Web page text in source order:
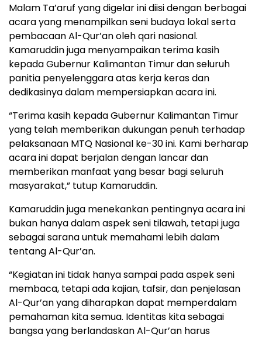
Malam Ta’aruf yang digelar ini diisi dengan berbagai
acara yang menampilkan seni budaya lokal serta
pembacaan Al-Qur’an oleh qari nasional.
Kamaruddin juga menyampaikan terima kasih
kepada Gubernur Kalimantan Timur dan seluruh
panitia penyelenggara atas kerja keras dan
dedikasinya dalam mempersiapkan acara ini.
“Terima kasih kepada Gubernur Kalimantan Timur
yang telah memberikan dukungan penuh terhadap
pelaksanaan MTQ Nasional ke-30 ini. Kami berharap
acara ini dapat berjalan dengan lancar dan
memberikan manfaat yang besar bagi seluruh
masyarakat,” tutup Kamaruddin.
Kamaruddin juga menekankan pentingnya acara ini
bukan hanya dalam aspek seni tilawah, tetapi juga
sebagai sarana untuk memahami lebih dalam
tentang Al-Qur’an.
“Kegiatan ini tidak hanya sampai pada aspek seni
membaca, tetapi ada kajian, tafsir, dan penjelasan
Al-Qur’an yang diharapkan dapat memperdalam
pemahaman kita semua. Identitas kita sebagai
bangsa yang berlandaskan Al-Qur’an harus